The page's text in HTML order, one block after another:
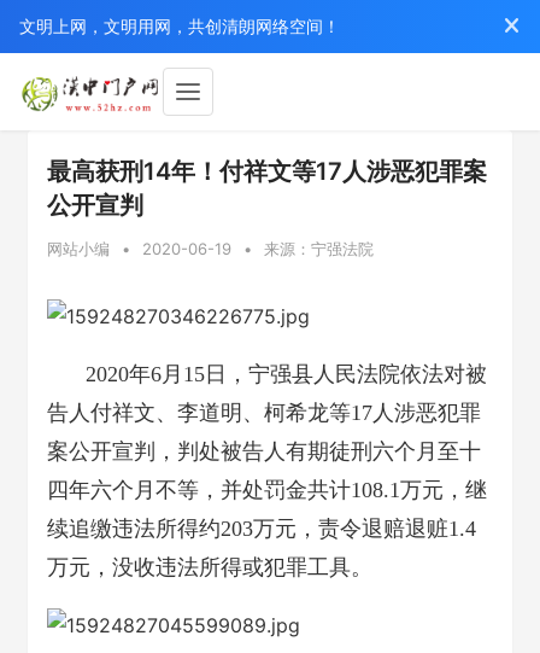
文明上网，文明用网，共创清朗网络空间！
最高获刑14年！付祥文等17人涉恶犯罪案
公开宣判
网站小编 • 2020-06-19 • 来源：宁强法院
2020年6月15日，宁强县人民法院依法对被
告人付祥文、李道明、柯希龙等17人涉恶犯罪
案公开宣判，判处被告人有期徒刑六个月至十
四年六个月不等，并处罚金共计108.1万元，继
续追缴违法所得约203万元，责令退赔退赃1.4
万元，没收违法所得或犯罪工具。